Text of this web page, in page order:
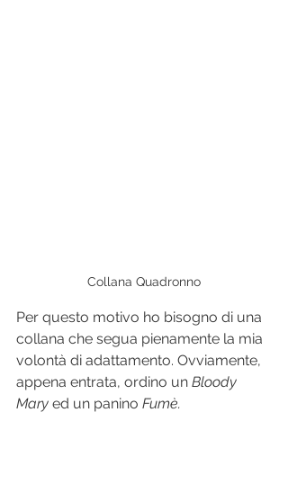
Collana Quadronno
Per questo motivo ho bisogno di una
collana che segua pienamente la mia
volontà di adattamento. Ovviamente,
appena entrata, ordino un Bloody
Mary ed un panino Fumè.